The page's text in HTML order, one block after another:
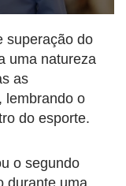
superação do
uma natureza
as
lembrando o
do esporte.
o segundo